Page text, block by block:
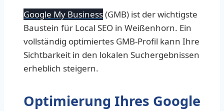
Google My Business(GMB) ist der wichtigste
Baustein für Local SEO in Weißenhorn. Ein
vollständig optimiertes GMB-Profil kann Ihre
Sichtbarkeit in den lokalen Suchergebnissen
erheblich steigern.
Optimierung Ihres Google